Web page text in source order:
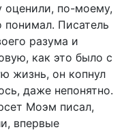
оценили, по-моему,
понимал. Писатель
разума и
как это было с
жизнь, он копнул
даже непонятно.
Моэм писал,
впервые